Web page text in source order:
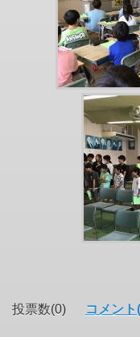
投票数(0) コメント